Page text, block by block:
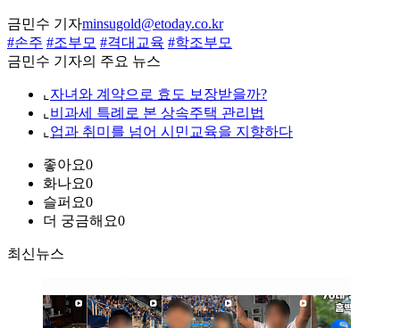
금민수 기자minsugold@etoday.co.kr
#손주 #조부모 #격대교육 #학조부모
금민수 기자의 주요 뉴스
⌞ 자녀와 계약으로 효도 보장받을까?
⌞ 비과세 특례로 본 상속주택 관리법
⌞ 업과 취미를 넘어 시민교육을 지향하다
좋아요0
화나요0
슬퍼요0
더 궁금해요0
최신뉴스